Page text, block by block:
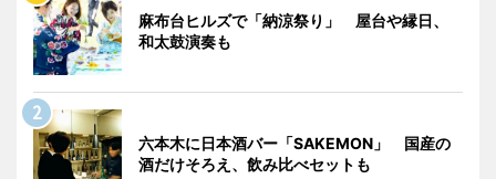
麻布台ヒルズで「納涼祭り」 屋台や縁日、
和太鼓演奏も
六本木に日本酒バー「SAKEMON」 国産の
酒だけそろえ、飲み比べセットも